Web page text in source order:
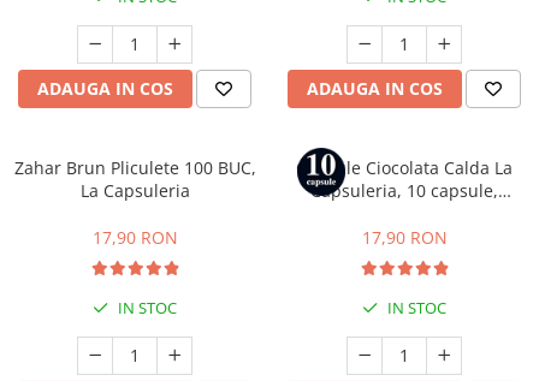
Capsule compatibile Caffitaly
PADURI CAFEA & MONODOZE
Paduri cafea ESE44
CAFEA MACINATA
ADAUGA IN COS ADAUGA IN COS
Zahar Brun Pliculete 100 BUC,
La Capsuleria
17,90 RON
IN STOC
Capsule Ciocolata Calda La
Capsuleria, 10 capsule,
17,90 RON
IN STOC